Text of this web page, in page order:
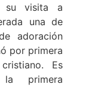
su visita a
una de
adoración
por primera
Es
la primera